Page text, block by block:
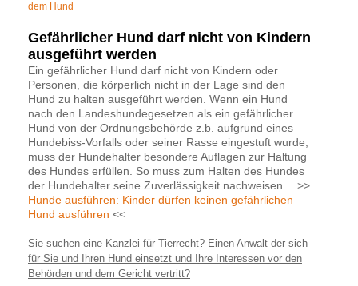
dem Hund
Gefährlicher Hund darf nicht von Kindern
ausgeführt werden
Ein gefährlicher Hund darf nicht von Kindern oder
Personen, die körperlich nicht in der Lage sind den
Hund zu halten ausgeführt werden. Wenn ein Hund
nach den Landeshundegesetzen als ein gefährlicher
Hund von der Ordnungsbehörde z.b. aufgrund eines
Hundebiss-Vorfalls oder seiner Rasse eingestuft wurde,
muss der Hundehalter besondere Auflagen zur Haltung
des Hundes erfüllen. So muss zum Halten des Hundes
der Hundehalter seine Zuverlässigkeit nachweisen… >>
Hunde ausführen: Kinder dürfen keinen gefährlichen
Hund ausführen <<
Sie suchen eine Kanzlei für Tierrecht? Einen Anwalt der sich
für Sie und Ihren Hund einsetzt und Ihre Interessen vor den
Behörden und dem Gericht vertritt?